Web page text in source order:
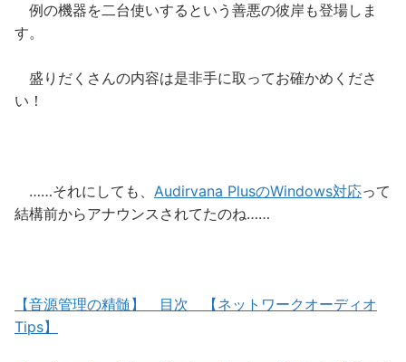
例の機器を二台使いするという善悪の彼岸も登場しま
す。
盛りだくさんの内容は是非手に取ってお確かめくださ
い！
……それにしても、 Audirvana PlusのWindows対応って
結構前からアナウンスされてたのね……
【音源管理の精髄】 目次 【ネットワークオーディオ
Tips】